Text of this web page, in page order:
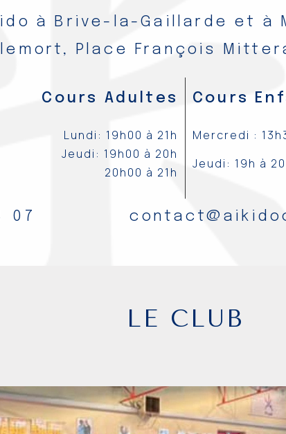
à Brive-la-Gaillarde et à
Place François
Cours Adultes
Lundi: 19h00 à 21h
Jeudi: 19h00 à 20h
20h00 à 21h
Cours
Mercredi :
Jeudi: 19h à
07
LE CLUB